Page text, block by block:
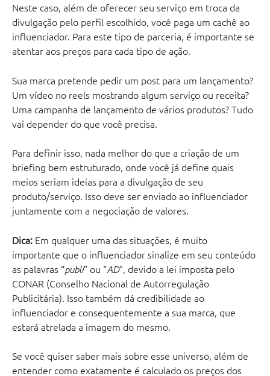
Neste caso, além de oferecer seu serviço em troca da
divulgação pelo perfil escolhido, você paga um cachê ao
influenciador. Para este tipo de parceria, é importante se
atentar aos preços para cada tipo de ação.
Sua marca pretende pedir um post para um lançamento?
Um vídeo no reels mostrando algum serviço ou receita?
Uma campanha de lançamento de vários produtos? Tudo
vai depender do que você precisa.
Para definir isso, nada melhor do que a criação de um
briefing bem estruturado, onde você já define quais
meios seriam ideias para a divulgação de seu
produto/serviço. Isso deve ser enviado ao influenciador
juntamente com a negociação de valores.
Dica: Em qualquer uma das situações, é muito
importante que o influenciador sinalize em seu conteúdo
as palavras “publi” ou “AD”, devido a lei imposta pelo
CONAR (Conselho Nacional de Autorregulação
Publicitária). Isso também dá credibilidade ao
influenciador e consequentemente a sua marca, que
estará atrelada a imagem do mesmo.
Se você quiser saber mais sobre esse universo, além de
entender como exatamente é calculado os preços dos